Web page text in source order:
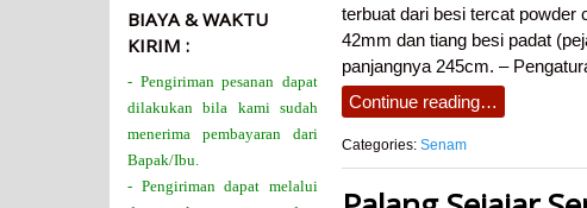
terbuat dari besi tercat powder
42mm dan tiang besi padat
panjangnya 245cm. –
Continue reading…
Categories: Senam
BIAYA & WAKTU
KIRIM :
- Pengiriman pesanan dapat
dilakukan bila kami sudah
menerima pembayaran dari
Bapak/Ibu.
- Pengiriman dapat melalui